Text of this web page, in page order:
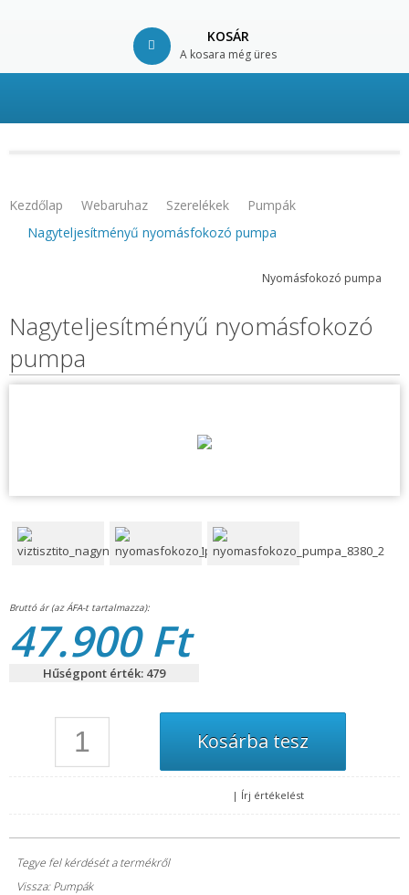
KOSÁR
A kosara még üres
Kezdőlap Webaruhaz Szerelékek
Pumpák
Nagyteljesítményű nyomásfokozó pumpa
Nyomásfokozó pumpa
Nagyteljesítményű nyomásfokozó
pumpa
47.900 Ft
Hűségpont érték: 479
| Írj értékelést
Tegye fel kérdését a termékről
Vissza: Pumpák